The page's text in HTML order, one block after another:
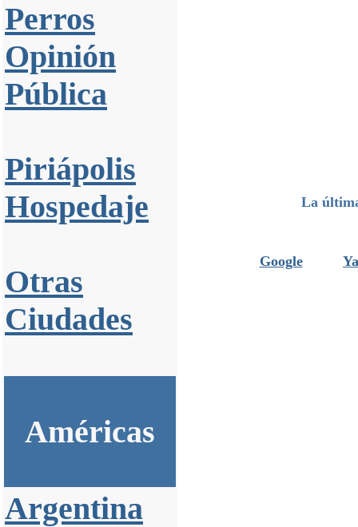
Perros
Opinión
Pública
Piriápolis
Hospedaje
Otras
Ciudades
Américas
Argentina
La
Google